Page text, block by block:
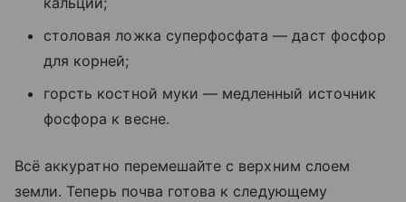
столовая ложка суперфосфата — даст фосфор
для корней;
горсть костной муки — медленный источник
фосфора к весне.
Всё аккуратно перемешайте с верхним слоем
земли. Теперь почва готова к следующему